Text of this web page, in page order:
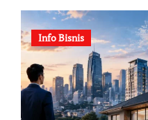
Info Bisnis